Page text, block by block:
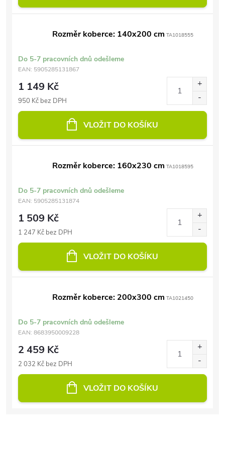
Rozměr koberce: 140x200 cm TA1018555
Do 5-7 pracovních dnů odešleme
EAN: 5905285131867
1 149 Kč
950 Kč bez DPH
VLOŽIT DO KOŠÍKU
Rozměr koberce: 160x230 cm TA1018595
Do 5-7 pracovních dnů odešleme
EAN: 5905285131874
1 509 Kč
1 247 Kč bez DPH
VLOŽIT DO KOŠÍKU
Rozměr koberce: 200x300 cm TA1021450
Do 5-7 pracovních dnů odešleme
EAN: 8683950009228
2 459 Kč
2 032 Kč bez DPH
VLOŽIT DO KOŠÍKU